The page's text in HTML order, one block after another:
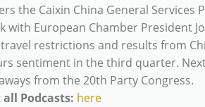
the Caixin China General
with European Chamber President
restrictions and results from
sentiment in the third quarter.
from the 20th Party Congress.
Podcasts: here